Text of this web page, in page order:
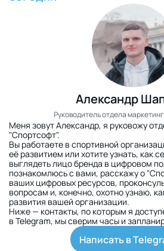
Александр
Руководитель отдела
Меня зовут Александр, я руковожу
"Спортсофт".
Вы работаете в спортивной
её развитием или хотите узнать, как
выглядеть лицо бренда в цифровом
познакомлюсь с вами, расскажу о
ваших цифровых ресурсов,
вопросам и, конечно, охотно узнаю,
развития вашей организации.
Ниже — контакты, по которым я
в Telegram, мы сверим часы и
Написать в